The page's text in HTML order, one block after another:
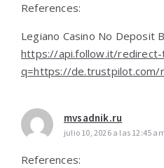
References:
Legiano Casino No Deposit
https://api.follow.it/redirect-
q=https://de.trustpilot.com/
mvsadnik.ru
julio 10, 2026 a las 12:45
References: